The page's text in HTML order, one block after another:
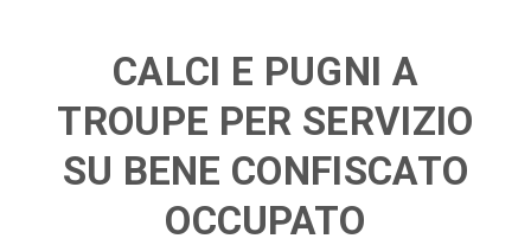
CALCI E PUGNI A
TROUPE PER SERVIZIO
SU BENE CONFISCATO
OCCUPATO